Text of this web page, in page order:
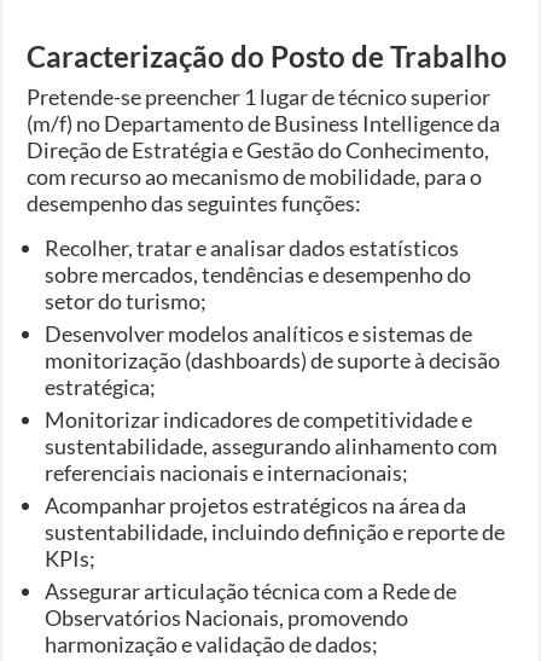
Caracterização do Posto de Trabalho
Pretende-se preencher 1 lugar de técnico superior
(m/f) no Departamento de Business Intelligence da
Direção de Estratégia e Gestão do Conhecimento,
com recurso ao mecanismo de mobilidade, para o
desempenho das seguintes funções:
Recolher, tratar e analisar dados estatísticos
sobre mercados, tendências e desempenho do
setor do turismo;
Desenvolver modelos analíticos e sistemas de
monitorização (dashboards) de suporte à decisão
estratégica;
Monitorizar indicadores de competitividade e
sustentabilidade, assegurando alinhamento com
referenciais nacionais e internacionais;
Acompanhar projetos estratégicos na área da
sustentabilidade, incluindo definição e reporte de
KPIs;
Assegurar articulação técnica com a Rede de
Observatórios Nacionais, promovendo
harmonização e validação de dados;